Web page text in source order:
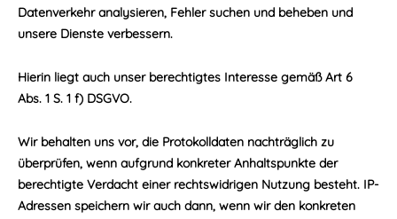
Datenverkehr analysieren, Fehler suchen und beheben und
unsere Dienste verbessern.
Hierin liegt auch unser berechtigtes Interesse gemäß Art 6
Abs. 1 S. 1 f) DSGVO.
Wir behalten uns vor, die Protokolldaten nachträglich zu
überprüfen, wenn aufgrund konkreter Anhaltspunkte der
berechtigte Verdacht einer rechtswidrigen Nutzung besteht. IP-
Adressen speichern wir auch dann, wenn wir den konkreten